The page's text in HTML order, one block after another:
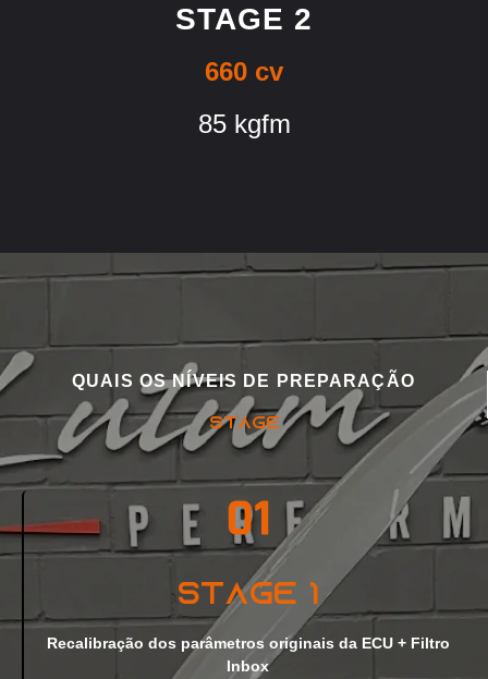
STAGE 2
660 cv
85 kgfm
QUAIS OS NÍVEIS DE PREPARAÇÃO
STAGE
Stage 1
Recalibração dos parâmetros originais da ECU + Filtro
Inbox